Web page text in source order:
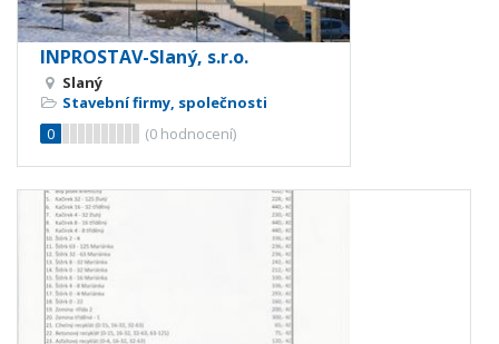
INPROSTAV-Slaný, s.r.o.
Slaný
Stavební firmy, společnosti
0
(0 hodnocení)